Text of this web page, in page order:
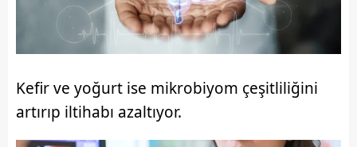
Kefir ve yoğurt ise mikrobiyom çeşitliliğini
artırıp iltihabı azaltıyor.